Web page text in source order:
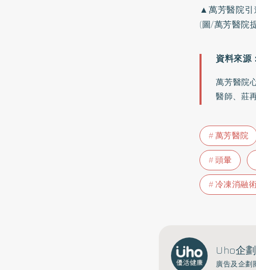
▲萬芳醫院引
(圖/萬芳醫院
萬芳醫院
醫師、莊
萬芳醫院
頭暈
冷凍消融
Uho企
廣告及企劃